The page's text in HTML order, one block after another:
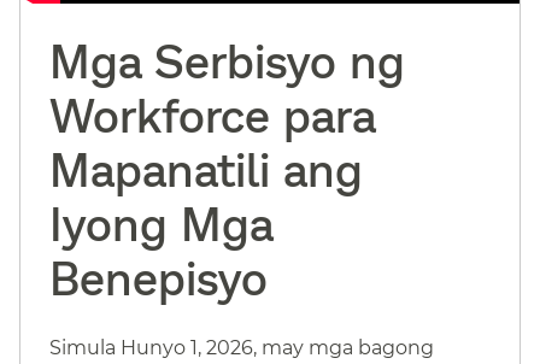
Mga Serbisyo ng
Workforce para
Mapanatili ang
Iyong Mga
Benepisyo​​
Simula Hunyo 1, 2026, may mga bagong